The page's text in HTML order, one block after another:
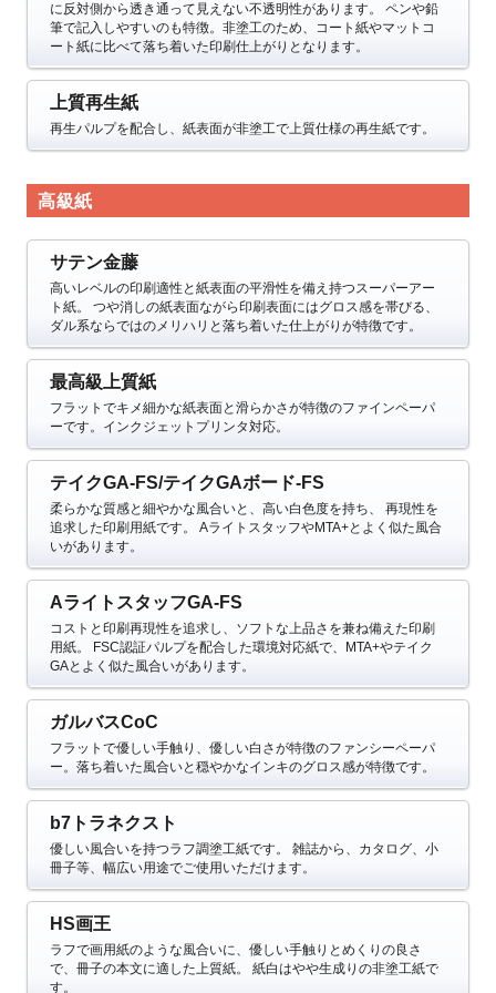
に反対側から透き通って見えない不透明性があります。 ペンや鉛
筆で記入しやすいのも特徴。非塗工のため、コート紙やマットコ
ート紙に比べて落ち着いた印刷仕上がりとなります。
上質再生紙
再生パルプを配合し、紙表面が非塗工で上質仕様の再生紙です。
高級紙
サテン金藤
高いレベルの印刷適性と紙表面の平滑性を備え持つスーパーアー
ト紙。 つや消しの紙表面ながら印刷表面にはグロス感を帯びる、
ダル系ならではのメリハリと落ち着いた仕上がりが特徴です。
最高級上質紙
フラットでキメ細かな紙表面と滑らかさが特徴のファインペーパ
ーです。インクジェットプリンタ対応。
テイクGA-FS/テイクGAボード-FS
柔らかな質感と細やかな風合いと、高い白色度を持ち、 再現性を
追求した印刷用紙です。 AライトスタッフやMTA+とよく似た風合
いがあります。
AライトスタッフGA-FS
コストと印刷再現性を追求し、ソフトな上品さを兼ね備えた印刷
用紙。
FSC認証パルプを配合した環境対応紙で、MTA+やテイク
GAとよく似た風合いがあります。
ガルバスCoC
フラットで優しい手触り、優しい白さが特徴のファンシーペーパ
ー。落ち着いた風合いと穏やかなインキのグロス感が特徴です。
b7トラネクスト
優しい風合いを持つラフ調塗工紙です。 雑誌から、カタログ、小
冊子等、幅広い用途でご使用いただけます。
HS画王
ラフで画用紙のような風合いに、優しい手触りとめくりの良さ
で、冊子の本文に適した上質紙。 紙白はやや生成りの非塗工紙で
す。